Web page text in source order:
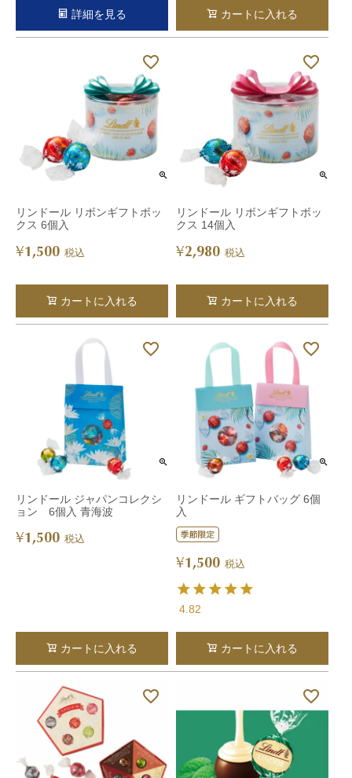
詳細を見る カートに入れる
リンドール リボンギフトボッ
クス 6個入
¥1,500 税込
カートに入れる
リンドール リボンギフトボッ
クス 14個入
¥2,980 税込
カートに入れる
リンドール ジャパンコレクシ
ョン 6個入 青海波
¥1,500 税込
カートに入れる
リンドール ギフトバッグ 6個
入
¥1,500 税込
4.82
カートに入れる